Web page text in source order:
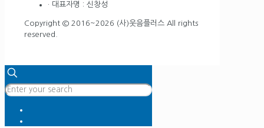
· 대표자명 : 신창성
Copyright © 2016~2026 (사)웃음플러스 All rights
reserved.